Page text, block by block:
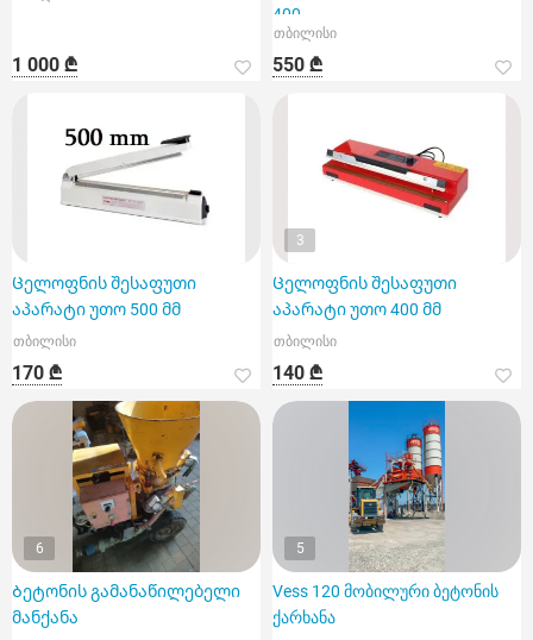
1 000 ₾
400
თბილისი
550 ₾
Ცელოფნის შესაფუთი
აპარატი უთო 500 მმ
თბილისი
170 ₾
3
Ცელოფნის შესაფუთი
აპარატი უთო 400 მმ
თბილისი
140 ₾
6
Ბეტონის გამანაწილებელი
მანქანა
5
Vess 120 მობილური ბეტონის
ქარხანა